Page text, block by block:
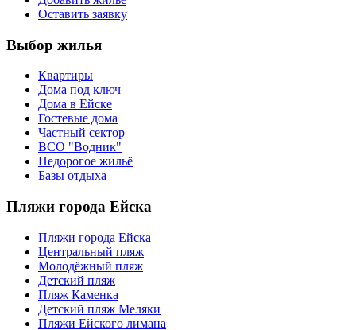
Оставить заявку
Выбор жилья
Квартиры
Дома под ключ
Дома в Ейске
Гостевые дома
Частный сектор
ВСО "Водник"
Недорогое жильё
Базы отдыха
Пляжи города Ейска
Пляжи города Ейска
Центральный пляж
Молодёжный пляж
Детский пляж
Пляж Каменка
Детский пляж Меляки
Пляжи Ейского лимана